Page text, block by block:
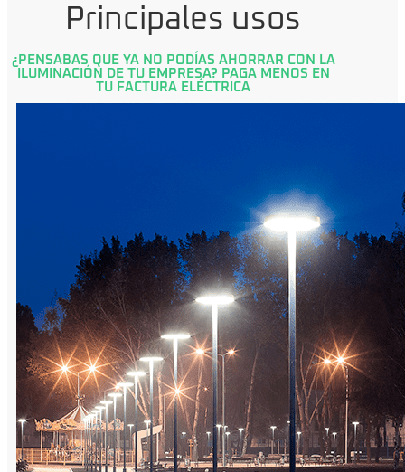
Principales usos
¿PENSABAS QUE YA NO PODÍAS AHORRAR CON LA
ILUMINACIÓN DE TU EMPRESA? PAGA MENOS EN
TU FACTURA ELÉCTRICA